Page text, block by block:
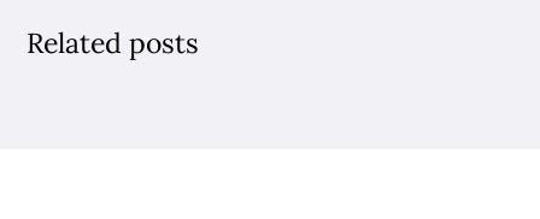
Related posts